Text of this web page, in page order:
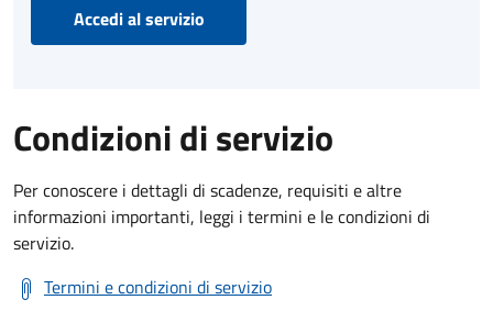
Accedi al servizio
Condizioni di servizio
Per conoscere i dettagli di scadenze, requisiti e altre
informazioni importanti, leggi i termini e le condizioni di
servizio.
Termini e condizioni di servizio